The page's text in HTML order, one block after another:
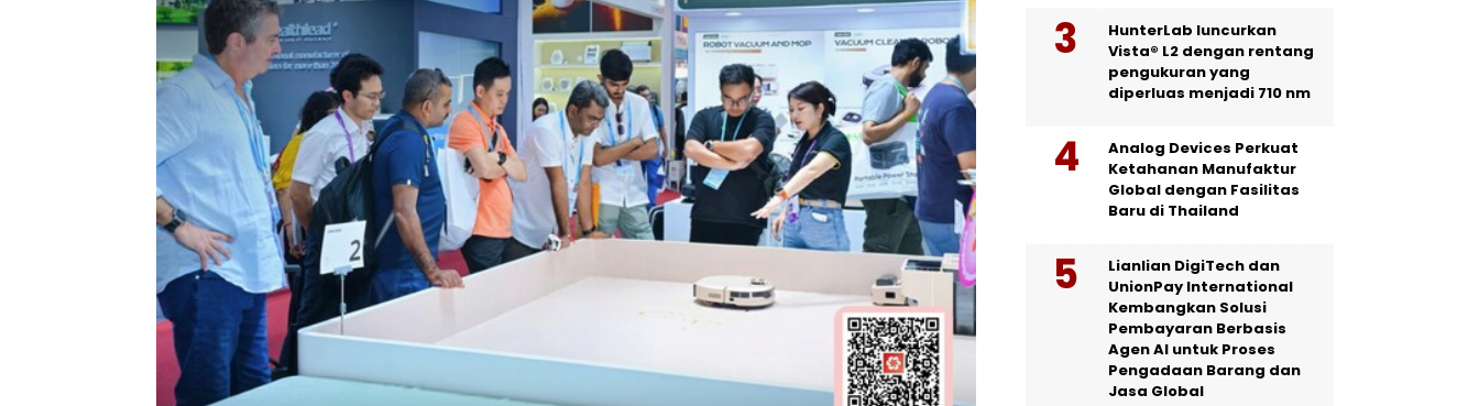
HunterLab luncurkan
Vista® L2 dengan rentang
pengukuran yang
diperluas menjadi 710 nm
Analog Devices Perkuat
Ketahanan Manufaktur
Global dengan Fasilitas
Baru di Thailand
Lianlian DigiTech dan
UnionPay International
Kembangkan Solusi
Pembayaran Berbasis
Agen AI untuk Proses
Pengadaan Barang dan
Jasa Global